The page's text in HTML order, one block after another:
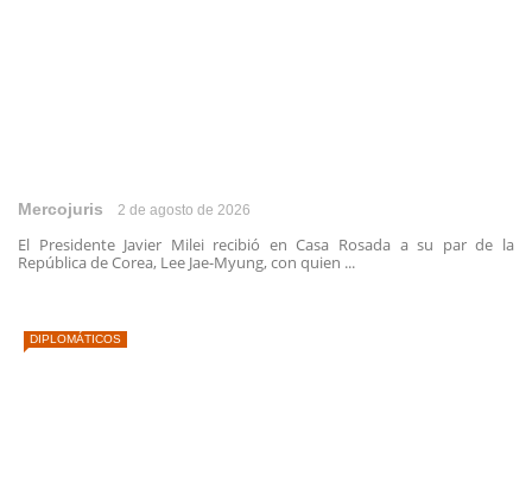
Mercojuris 2 de agosto de 2026
El Presidente Javier Milei recibió en Casa Rosada a su par de la
República de Corea, Lee Jae-Myung, con quien ...
DIPLOMÁTICOS